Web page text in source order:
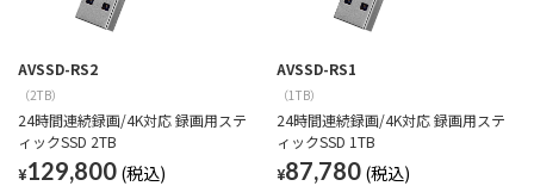
AVSSD-RS2
（2TB）
24時間連続録画/4K対応 録画用ステ
ィックSSD 2TB
¥129,800
AVSSD-RS1
（1TB）
24時間連続録画/4K対応 録画用ステ
ィックSSD 1TB
¥87,780